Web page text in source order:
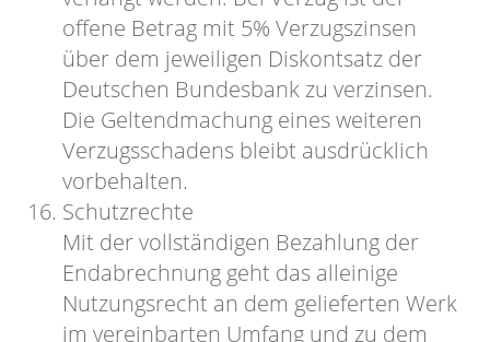
offene Betrag mit 5% Verzugszinsen
über dem jeweiligen Diskontsatz der
Deutschen Bundesbank zu verzinsen.
Die Geltendmachung eines weiteren
Verzugsschadens bleibt ausdrücklich
vorbehalten.
Schutzrechte
Mit der vollständigen Bezahlung der
Endabrechnung geht das alleinige
Nutzungsrecht an dem gelieferten Werk
im vereinbarten Umfang und zu dem